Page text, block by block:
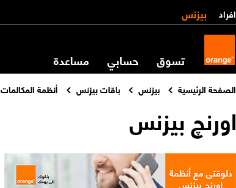
افراد بيزنس
تسوق حسابي مساعدة
الصفحة الرئيسية بيزنس باقات بيزنس أنظمة المكالمات
اورنچ بيزنس